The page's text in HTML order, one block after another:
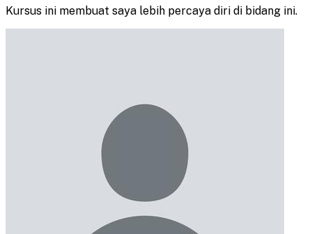
Kursus ini membuat saya lebih percaya diri di bidang ini.